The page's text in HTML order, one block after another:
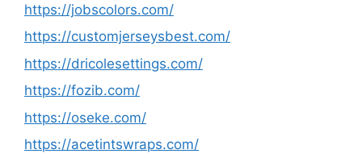
https://jobscolors.com/
https://customjerseysbest.com/
https://dricolesettings.com/
https://fozib.com/
https://oseke.com/
https://acetintswraps.com/